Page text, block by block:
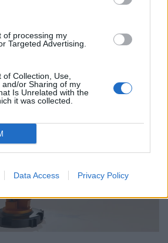
of processing my
Targeted Advertising.
Collection, Use,
and/or Sharing of my
Is Unrelated with the
it was collected.
Data Access Privacy Policy
εκπαιδευτικοί, δικαστικοί
και ναυτεργάτες συμμετέχουν στη
κινητοποίηση, που μπλοκάρει
Στο επίκεντρο των